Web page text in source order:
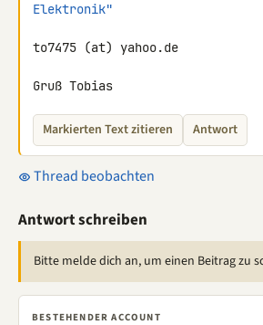
Elektronik"
to7475 (at) yahoo.de
Gruß Tobias
Markierten Text zitieren Antwort
Thread beobachten
Antwort schreiben
Bitte melde dich an, um einen Beitrag zu
BESTEHENDER ACCOUNT